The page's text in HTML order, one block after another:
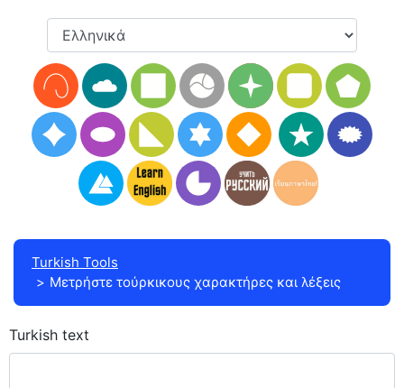
Turkish Tools
Μετρήστε τούρκικους χαρακτήρες και λέξεις
Turkish text